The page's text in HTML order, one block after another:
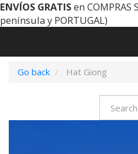
ENVÍOS GRATISen COMPRAS
península y PORTUGAL)
Go back
Hat Giong